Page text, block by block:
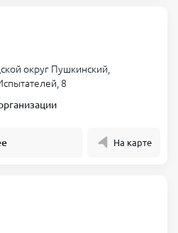
округ Пушкинский,
8
На карте